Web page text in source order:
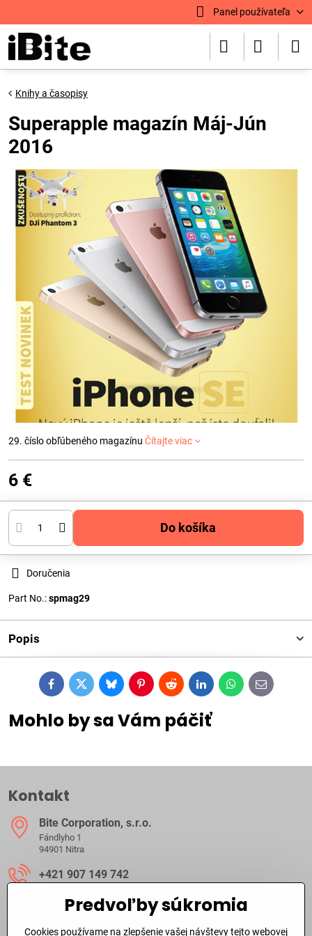
Panel používateľa
Knihy a časopisy
Superapple magazín Máj-Jún
2016
29. číslo obľúbeného magazínu Čítajte viac
6 €
Do košíka
Doručenia
Part No.:spmag29
Popis
FacebookTwitterBlueskyPinterestRedditLinkedInWhatsApp
E-
mail
Mohlo by sa Vám páčiť
Kontakt
Bite Corporation, s​.r​.o​.
Fándlyho 1
94901 Nitra
+421 907 149 742
ibite​@ibite​.sk
Predvoľby súkromia
Cookies používame na zlepšenie vašej návštevy tejto webovej